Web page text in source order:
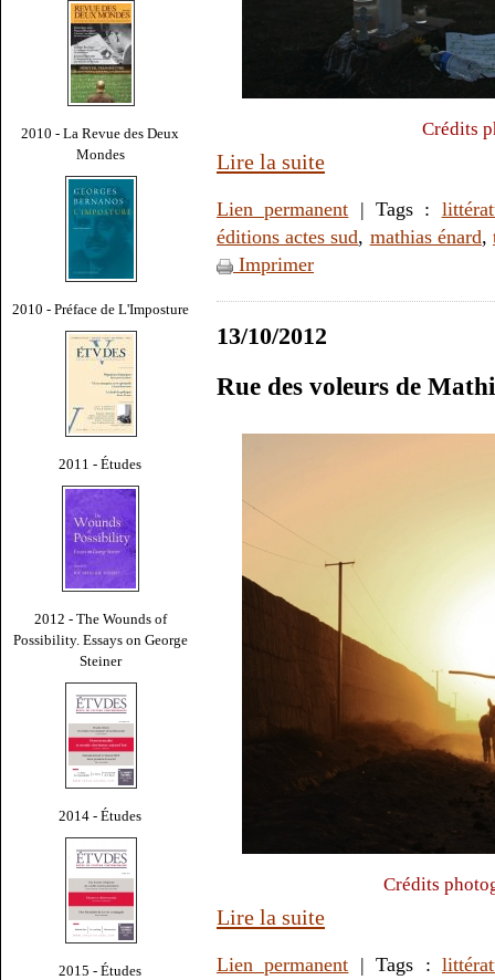
2010 - La Revue des Deux
Mondes
2010 - Préface de L'Imposture
2011 - Études
2012 - The Wounds of
Possibility. Essays on George
Steiner
2014 - Études
2015 - Études
Crédits
Lire la suite
Lien permanent | Tags :
éditions actes sud, mathias énard,
Imprimer
13/10/2012
Rue des voleurs de
Crédits
Lire la suite
Lien permanent | Tags :